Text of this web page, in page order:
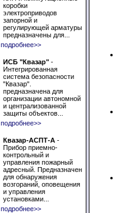
коробки
электроприводов
запорной и
регулирующей арматуры
предназначены для...
подробнее>>
ИСБ "Квазар" -
Интегрированная
система безопасности
"Квазар".
предназначена для
организации автономной
и централизованной
защиты объектов...
подробнее>>
Квазар-АСПТ-А -
Прибор приемно-
контрольный и
управления пожарный
адресный. Предназначен
для обнаружения
возгораний, оповещения
и управления
установками...
подробнее>>